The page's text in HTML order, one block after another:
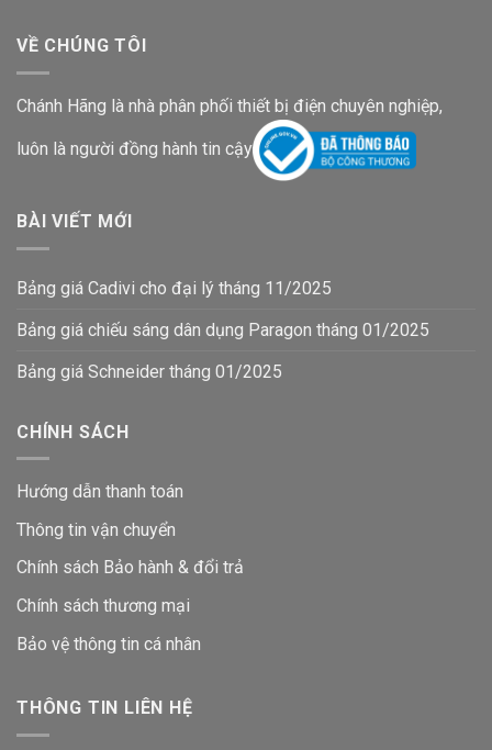
VỀ CHÚNG TÔI
Chánh Hãng là nhà phân phối thiết bị điện chuyên nghiệp,
luôn là người đồng hành tin cậy
BÀI VIẾT MỚI
Bảng giá Cadivi cho đại lý tháng 11/2025
Bảng giá chiếu sáng dân dụng Paragon tháng 01/2025
Bảng giá Schneider tháng 01/2025
CHÍNH SÁCH
Hướng dẫn thanh toán
Thông tin vận chuyển
Chính sách Bảo hành & đổi trả
Chính sách thương mại
Bảo vệ thông tin cá nhân
THÔNG TIN LIÊN HỆ